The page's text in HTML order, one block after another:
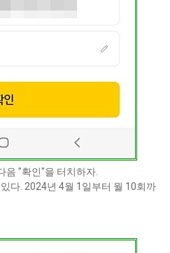
음 "확인"을 터치하자.
다. 2024년 4월 1일부터 월 10회까